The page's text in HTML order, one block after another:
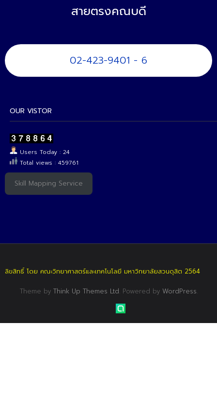
สายตรงคณบดี
02-423-9401 - 6
OUR VISTOR
Users Today : 24
Total views : 459761
Skill Mapping Service
ลิขสิทธิ์ โดย คณะวิทยาศาสตร์และเทคโนโลยี มหาวิทยาลัยสวนดุสิต 2564
Theme by Think Up Themes Ltd. Powered by WordPress.